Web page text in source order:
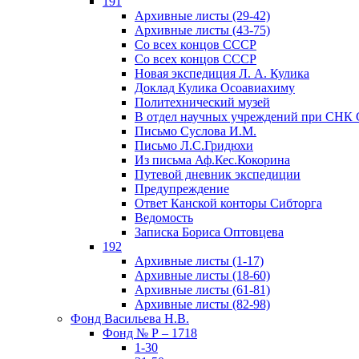
Архивные листы (29-42)
Архивные листы (43-75)
Со всех концов СССР
Со всех концов СССР
Новая экспедиция Л. А. Кулика
Доклад Кулика Осоавиахиму
Политехнический музей
В отдел научных учреждений при
Письмо Суслова И.М.
Письмо Л.С.Гридюхи
Из письма Аф.Кес.Кокорина
Путевой дневник экспедиции
Предупреждение
Ответ Канской конторы Сибторга
Ведомость
Записка Бориса Оптовцева
192
Архивные листы (1-17)
Архивные листы (18-60)
Архивные листы (61-81)
Архивные листы (82-98)
Фонд Васильева Н.В.
Фонд № Р – 1718
1-30